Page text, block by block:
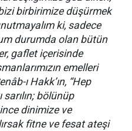
birbirimize düşürmek
ki, sadece
durumda olan bütün
gaflet içerisinde
emelleri
ı Hakk’ın, “Hep
sarılın; bölünüp
dinimize ve
fitne ve fesat ateşi